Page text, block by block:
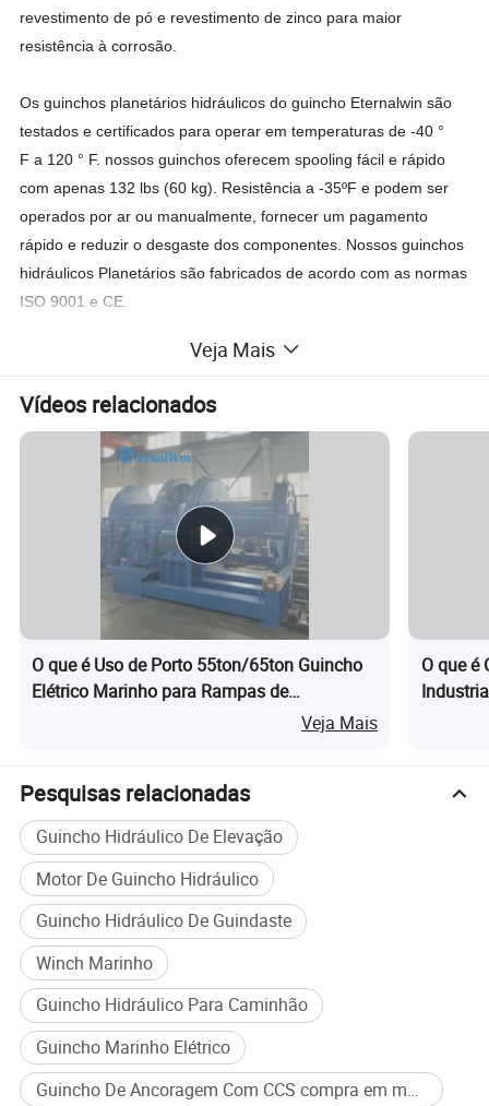
revestimento de pó e revestimento de zinco para maior
resistência à corrosão.
Os guinchos planetários hidráulicos do guincho Eternalwin são
testados e certificados para operar em temperaturas de -40 °
F a 120 ° F. nossos guinchos oferecem spooling fácil e rápido
com apenas 132 lbs (60 kg). Resistência a -35ºF e podem ser
operados por ar ou manualmente, fornecer um pagamento
rápido e reduzir o desgaste dos componentes. Nossos guinchos
hidráulicos Planetários são fabricados de acordo com as normas
ISO 9001 e CE.
2. O tensionador de rolete padrão e o freio de tambor fornecem
3. Embraiagem mecanicamente bloqueada com acção suave.
4. O design eficiente da engrenagem planetária permite uma
lubrificação a longo prazo com graxa
5. Acesso e manutenção fáceis; todos os componentes internos
estão disponíveis como conjuntos completos
6. Diâmetro grande do tambor para maior vida útil da corda de
arame com menos dobras; elogio SAE J706
7. Travão de disco automático, de aplicação por mola; altamente
fiável e robusto; em conformidade total com a norma ISO CE
Guincho hidráulico:
Veja Mais
Vídeos relacionados
O que é Uso de Porto 55ton/65ton Guincho
Elétrico Marinho para Rampas de
Veja Mais
O que é
Pesquisas relacionadas
Guincho Hidráulico De Elevação
Motor De Guincho Hidráulico
Guincho Hidráulico De Guindaste
Winch Marinho
Guincho Hidráulico Para Caminhão
Guincho Marinho Elétrico
Guincho De Ancoragem Com CCS compra em massa